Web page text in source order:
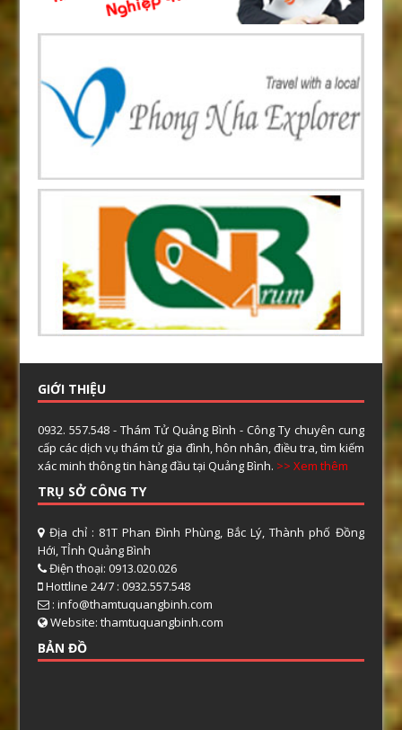
GIỚI THIỆU
0932. 557.548 - Thám Tử Quảng Bình - Công Ty chuyên cung
cấp các dịch vụ thám tử gia đình, hôn nhân, điều tra, tìm kiếm
xác minh thông tin hàng đầu tại Quảng Bình. >> Xem thêm
TRỤ SỞ CÔNG TY
Địa chỉ : 81T Phan Đình Phùng, Bắc Lý, Thành phố Đồng
Hới, TỈnh Quảng Bình
Điện thoại: 0913.020.026
Hottline 24/7 : 0932.557.548
: info@thamtuquangbinh.com
Website: thamtuquangbinh.com
BẢN ĐỒ